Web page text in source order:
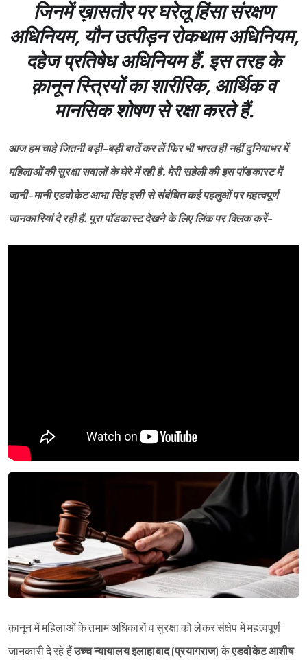
जिनमें ख़ासतौर पर घरेलू हिंसा संरक्षण
अधिनियम, यौन उत्पीड़न रोकथाम अधिनियम,
दहेज प्रतिषेध अधिनियम हैं. इस तरह के
क़ानून स्त्रियों का शारीरिक, आर्थिक व
मानसिक शोषण से रक्षा करते हैं.
आज हम चाहे जितनी बड़ी-बड़ी बातें कर लें फिर भी भारत ही नहीं दुनियाभर में
महिलाओं की सुरक्षा सवालों के घेरे में रही है. मेरी सहेली की इस पॉडकास्ट में
जानी-मानी एडवोकेट आभा सिंह इसी से संबंधित कई पहलुओं पर महत्वपूर्ण
जानकारियां दे रही हैं. पूरा पॉडकास्ट देखने के लिए लिंक पर क्लिक करें-
क़ानून में महिलाओं के तमाम अधिकारों व सुरक्षा को लेकर संक्षेप में महत्वपूर्ण
जानकारी दे रहे हैंउच्च न्यायालय इलाहाबाद (प्रयागराज) केएडवोकेट आशीष